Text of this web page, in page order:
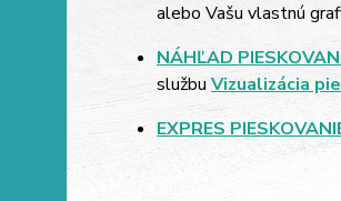
alebo Vašu vlastnú
NÁHĽAD
službu Vizualizácia
EXPRES